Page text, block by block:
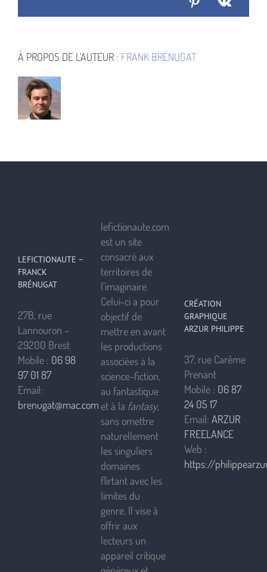
Pinterest
Vk
À PROPOS DE L'AUTEUR : FRANK BRÉNUGAT
LEFICTIONAUTE –
FRANCK
BRÉNUGAT
27B, rue
Lannouron –
29200 Brest
Mobile : 06 98
97 01 87
Email:
brenugat@mac.com
lefictionaute.com
est un site
consacré aux
territoires de
l’imaginaire.
Celui-ci a pour
objectif de
mettre en avant
les productions
associées à la
science-fiction,
au fantastique
et à la fantasy,
sans omettre
naturellement
les singuliers
domaines
flirtant avec les
limites du
genre. Il vise à
offrir aux
lecteurs un
appareil critique
CRÉATION
GRAPHIQUE
ARZUR PHILIPPE
37, rue Carême
Prenant
Mobile : 06 87
24 05 17
Email: ARZUR
FREELANCE
Web :
https://